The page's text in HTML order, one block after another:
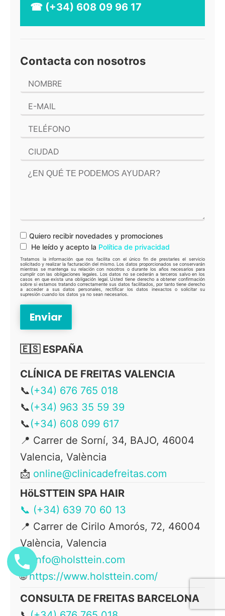
☎ (+34) 608 09 96 17
Contacta con nosotros
Quiero recibir novedades y promociones
He leído y acepto la Política de privacidad
Tratamos la información que nos facilita con el único fin de prestarles el servicio
solicitado y realizar la facturación del mismo. Los datos proporcionados se conservarán
mientras se mantenga su relación con nosotros o durante los años necesarios para
cumplir con las obligaciones legales. Los datos no se cederán a terceros salvo en los
casos en que exista una obligación legal. Usted tiene derecho a obtener confirmación
sobre si estamos tratando correctamente sus datos facilitados, por tanto tiene derecho
a acceder a sus datos personales, rectificar los datos inexactos o solicitar su
supresión cuando los datos ya no sean necesarios.
🇪🇸 ESPAÑA
CLÍNICA DE FREITAS VALENCIA
📞(+34) 676 765 018
📞(+34) 963 35 59 39
📞(+34) 608 099 617
📍 Carrer de Sorní, 34, BAJO, 46004
Valencia, València
📩 online@clinicadefreitas.com
HöLSTTEIN SPA HAIR
📞 (+34) 639 70 60 13
📍 Carrer de Cirilo Amorós, 72, 46004
València, Valencia
info@holsttein.com
🌐https://www.holsttein.com/
CONSULTA DE FREITAS BARCELONA